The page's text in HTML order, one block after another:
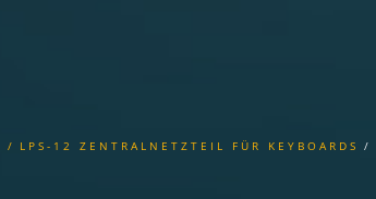
LPS-12 ZENTRALNETZTEIL FÜR KEYBOARDS